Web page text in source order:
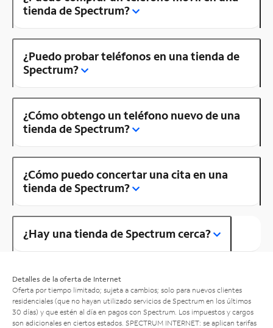
tienda de Spectrum?
¿Puedo probar teléfonos en una tienda de
Spectrum?
¿Cómo obtengo un teléfono nuevo de una
tienda de Spectrum?
¿Cómo puedo concertar una cita en una
tienda de Spectrum?
¿Hay una tienda de Spectrum cerca?
Detalles de la oferta de Internet
Oferta por tiempo limitado; sujeta a cambios; solo para nuevos clientes
residenciales (que no hayan utilizado servicios de Spectrum en los últimos
30 días) y que estén al día en pagos con Spectrum. Los impuestos y cargos
son adicionales en ciertos estados. SPECTRUM INTERNET: se aplican tarifas